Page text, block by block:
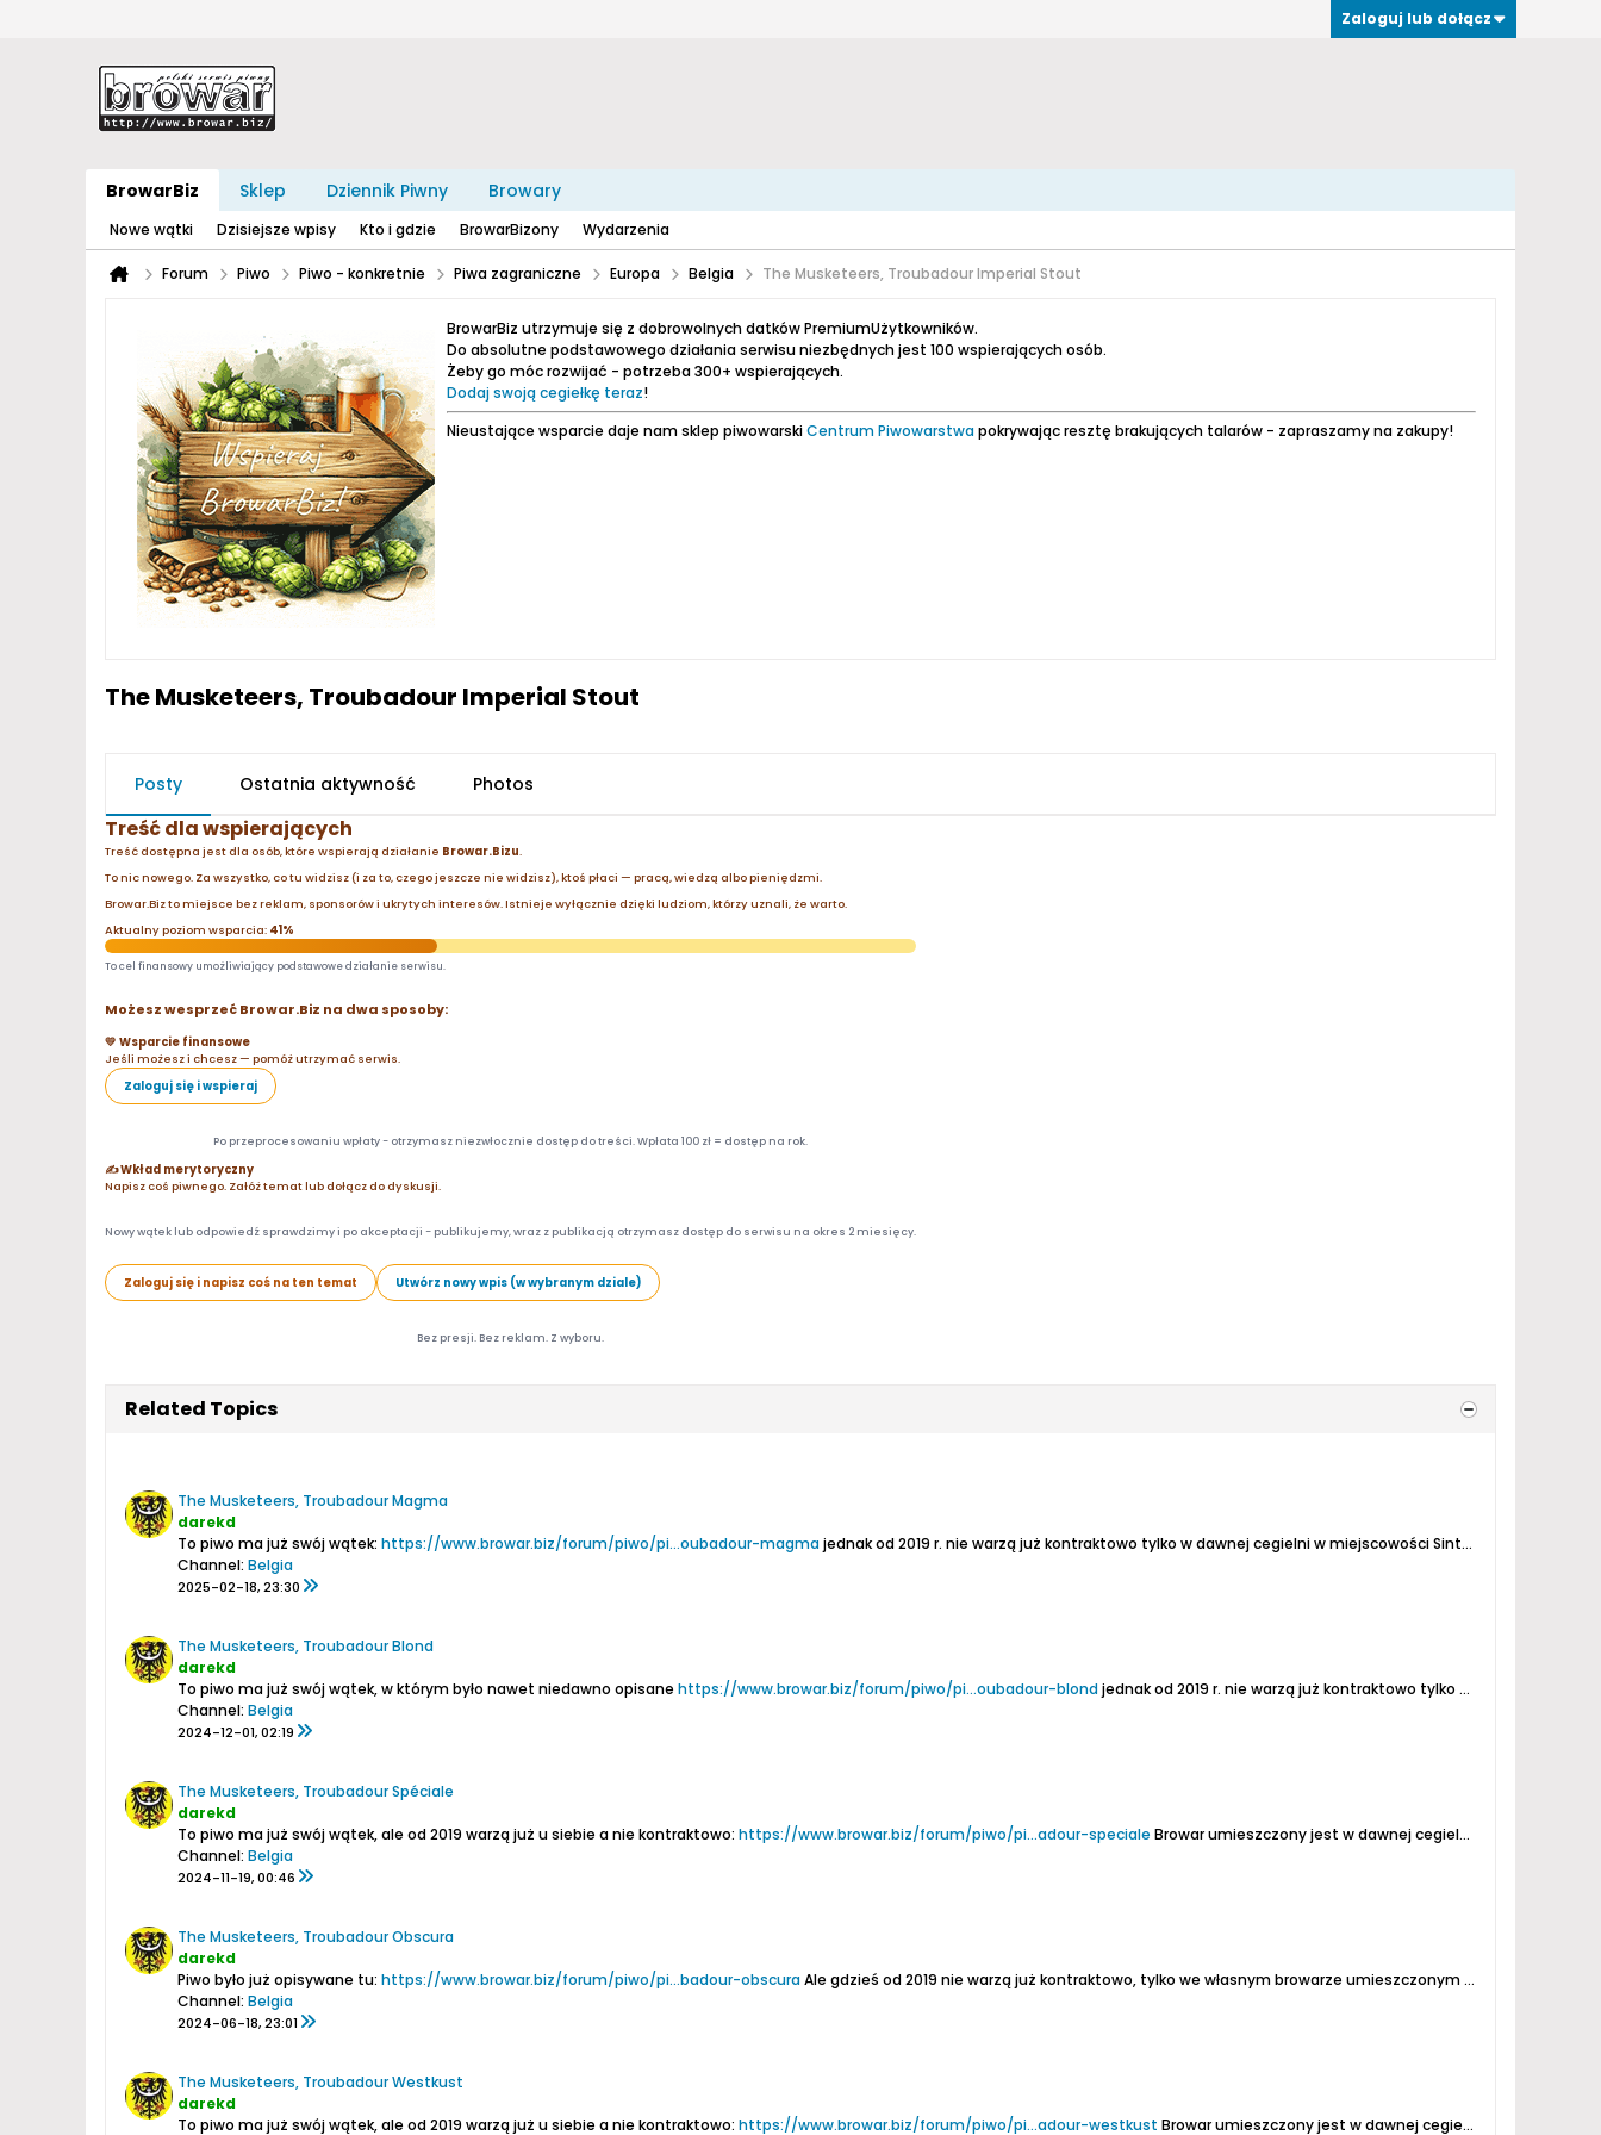
Zaloguj lub dołącz
BrowarBiz Sklep Dziennik Piwny Browary
Nowe wątki Dzisiejsze wpisy Kto i gdzie BrowarBizony Wydarzenia
Forum Piwo Piwo - konkretnie Piwa zagraniczne Europa Belgia The Musketeers, Troubadour Imperial Stout
BrowarBiz utrzymuje się z dobrowolnych datków PremiumUżytkowników.
Do absolutne podstawowego działania serwisu niezbędnych jest 100 wspierających osób.
Żeby go móc rozwijać - potrzeba 300+ wspierających.
Dodaj swoją cegiełkę teraz!
Nieustające wsparcie daje nam sklep piwowarskiCentrum Piwowarstwapokrywając resztę brakujących talarów - zapraszamy na zakupy!
The Musketeers, Troubadour Imperial Stout
Posty Ostatnia aktywność Photos
Treść dla wspierających
Treść dostępna jest dla osób, które wspierają działanie Browar.Bizu.
To nic nowego. Za wszystko, co tu widzisz (i za to, czego jeszcze nie widzisz), ktoś płaci — pracą, wiedzą albo pieniędzmi.
Browar.Biz to miejsce bez reklam, sponsorów i ukrytych interesów. Istnieje wyłącznie dzięki ludziom, którzy uznali, że warto.
Aktualny poziom wsparcia: 41%
To cel finansowy umożliwiający podstawowe działanie serwisu.
Możesz wesprzeć Browar.Biz na dwa sposoby:
💛 Wsparcie finansowe
Jeśli możesz i chcesz — pomóż utrzymać serwis.
Zaloguj się i wspieraj
Po przeprocesowaniu wpłaty - otrzymasz niezwłocznie dostęp do treści. Wpłata 100 zł = dostęp na rok.
✍️ Wkład merytoryczny
Napisz coś piwnego. Załóż temat lub dołącz do dyskusji.
Nowy wątek lub odpowiedź sprawdzimy i po akceptacji - publikujemy, wraz z publikacją otrzymasz dostęp do serwisu na okres 2 miesięcy.
Zaloguj się i napisz coś na ten temat Utwórz nowy wpis (w wybranym dziale)
Bez presji. Bez reklam. Z wyboru.
Related Topics
The Musketeers, Troubadour Magma
darekd
To piwo ma już swój wątek: https://www.browar.biz/forum/piwo/pi...oubadour-magmajednak od 2019 r. nie warzą już kontraktowo tylko w dawnej cegielni w miejscowości Sint-Gillis-Waas we Flandrii Wschodniej.
Channel: Belgia
2025-02-18, 23:30
The Musketeers, Troubadour Blond
darekd
To piwo ma już swój wątek, w którym było nawet niedawno opisane https://www.browar.biz/forum/piwo/pi...oubadour-blondjednak od 2019 r. nie warzą już kontraktowo tylko w dawnej cegielni w miejscowości Sint-Gillis-Waas we Flandrii...
Channel: Belgia
2024-12-01, 02:19
The Musketeers, Troubadour Spéciale
darekd
To piwo ma już swój wątek, ale od 2019 warzą już u siebie a nie kontraktowo: https://www.browar.biz/forum/piwo/pi...adour-speciale Browar umieszczony jest w dawnej cegielni w miejscowości Sint-Gillis-Waas we Flandrii...
Channel: Belgia
2024-11-19, 00:46
The Musketeers, Troubadour Obscura
darekd
Piwo było już opisywane tu: https://www.browar.biz/forum/piwo/pi...badour-obscuraAle gdzieś od 2019 nie warzą już kontraktowo, tylko we własnym browarze umieszczonym w dawnej cegielnie w miejscowości Sint-Gillis-Waas...
Channel: Belgia
2024-06-18, 23:01
The Musketeers, Troubadour Westkust
darekd
To piwo ma już swój wątek, ale od 2019 warzą już u siebie a nie kontraktowo: https://www.browar.biz/forum/piwo/pi...adour-westkust Browar umieszczony jest w dawnej cegielni w miejscowości Sint-Gillis-Waas we Flandrii...